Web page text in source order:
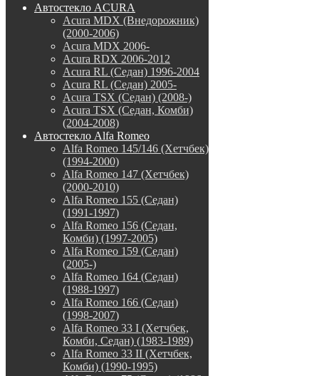
Автостекло ACURA
Acura MDX (Внедорожник)
(2000-2006)
Acura MDX 2006-
Acura RDX 2006-2012
Acura RL (Седан) 1996-2004
Acura RL (Седан) 2005-
Acura TSX (Седан) (2008-)
Acura TSX (Седан, Комби)
(2004-2008)
Автостекло Alfa Romeo
Alfa Romeo 145/146 (Хетчбек)
(1994-2000)
Alfa Romeo 147 (Хетчбек)
(2000-2010)
Alfa Romeo 155 (Седан)
(1991-1997)
Alfa Romeo 156 (Седан,
Комби) (1997-2005)
Alfa Romeo 159 (Седан)
(2005-)
Alfa Romeo 164 (Седан)
(1988-1997)
Alfa Romeo 166 (Седан)
(1998-2007)
Alfa Romeo 33 I (Хетчбек,
Комби, Седан) (1983-1989)
Alfa Romeo 33 II (Хетчбек,
Комби) (1990-1995)